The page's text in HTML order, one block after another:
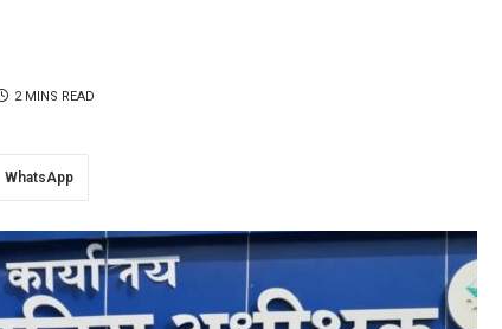
2 MINS READ
WhatsApp